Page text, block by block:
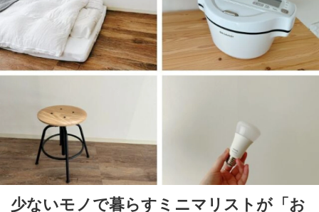
少ないモノで暮らすミニマリストが「お